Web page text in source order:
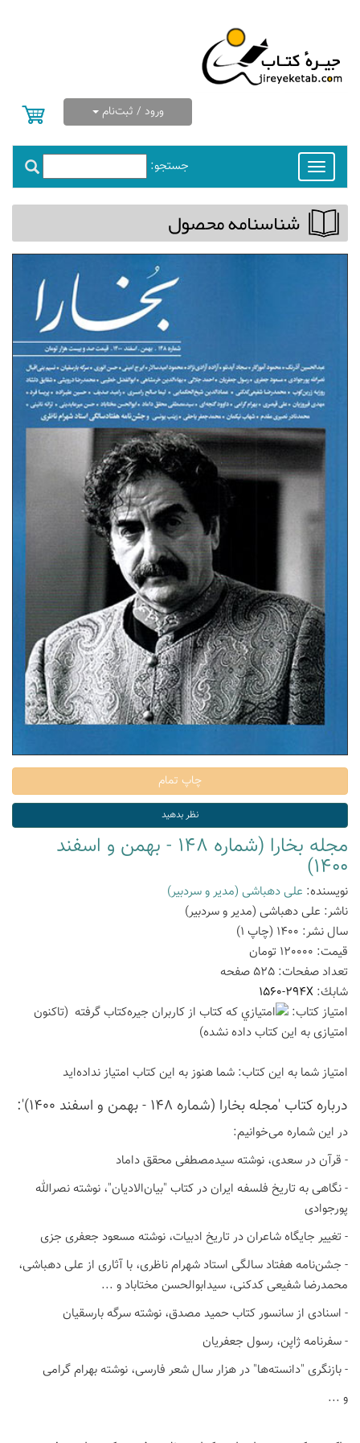
ورود / ثبت‌نام
جستجو:
Toggle
navigation
شناسنامه محصول
مجله بخارا (شماره 148 - بهمن و اسفند
1400)
نویسنده: علی دهباشی (مدیر و سردبیر)
ناشر: علی دهباشی (مدیر و سردبیر)
سال نشر: 1400 (چاپ 1
)
قیمت: 120000 تومان
تعداد صفحات: 525 صفحه
شابك: 1560-294X
امتیاز كتاب:
(تاكنون
امتیازی به این كتاب داده نشده)
امتیاز شما به این كتاب: شما هنوز به این كتاب امتیاز نداده‌اید
درباره كتاب 'مجله بخارا (شماره 148 - بهمن و اسفند 1400)':
در این شماره می‌خوانیم:
- قرآن در سعدی، نوشته سیدمصطفی محقق داماد
- نگاهی به تاریخ فلسفه ایران در کتاب "بیان‌الادیان"، نوشته نصرالله
پورجوادی
- تغییر جایگاه شاعران در تاریخ ادبیات، نوشته مسعود جعفری جزی
- جشن‌نامه هفتاد سالگی استاد شهرام ناظری، با آثاری از علی دهباشی،
محمدرضا شفیعی کدکنی، سیدابوالحسن مختاباد و ...
- اسنادی از سانسور کتاب حمید مصدق، نوشته سرگه بارسقیان
- سفرنامه ژاپن، رسول جعفریان
- بازنگری "دانسته‌ها" در هزار سال شعر فارسی، نوشته بهرام گرامی
و ...